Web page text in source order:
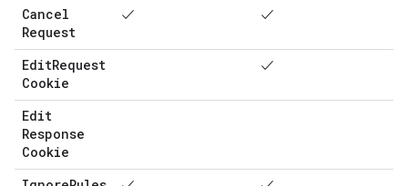
Cancel
Request
✓ ✓
EditRequest
Cookie
✓
Edit
Response
Cookie